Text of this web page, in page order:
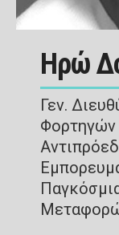
Ηρώ
Γεν.
Φορτηγών